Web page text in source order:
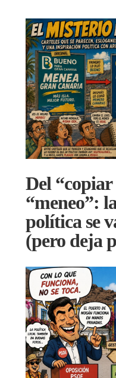
Del
“meneo”:
política se
(pero deja